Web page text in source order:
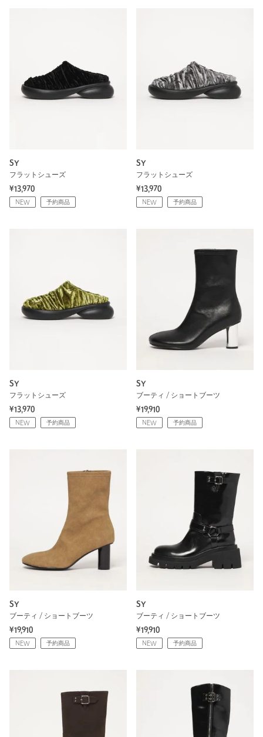
SY
フラットシューズ
¥13,970
NEW 予約商品
SY
フラットシューズ
¥13,970
NEW 予約商品
SY
フラットシューズ
¥13,970
NEW 予約商品
SY
ブーティ / ショートブーツ
¥19,910
NEW 予約商品
SY
ブーティ / ショートブーツ
¥19,910
NEW 予約商品
SY
ブーティ / ショートブーツ
¥19,910
NEW 予約商品